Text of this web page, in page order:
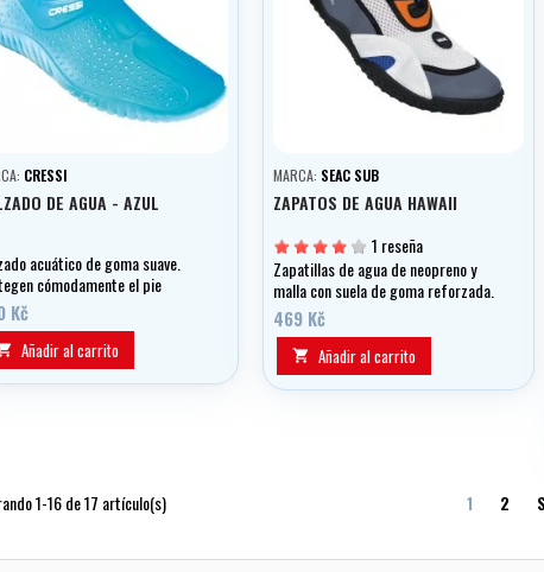
CRESSI
DE AGUA - AZUL
acuático de goma suave.
cómodamente el pie
las lesiones. Las botas se
en pocos minutos después de
Kč
Añadir al carrito
MARCA: SEAC SUB
ZAPATOS DE AGUA HAWAII
1 reseña
Zapatillas de agua de neopreno y
malla con suela de goma reforzada.
469 Kč
 Añadir al carrito
1-16 de 17 artículo(s) 1 2